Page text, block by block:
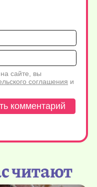
Имя*
сайте, вы
соглашения и
читают